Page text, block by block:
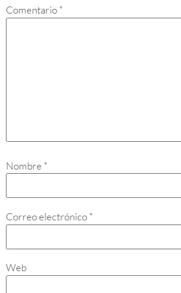
Comentario*
Nombre *
Correo electrónico*
Web